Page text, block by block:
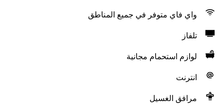
واي فاي متوفر في جميع المناطق
تلفاز
لوازم استحمام مجانية
انترنت
مرافق الغسيل